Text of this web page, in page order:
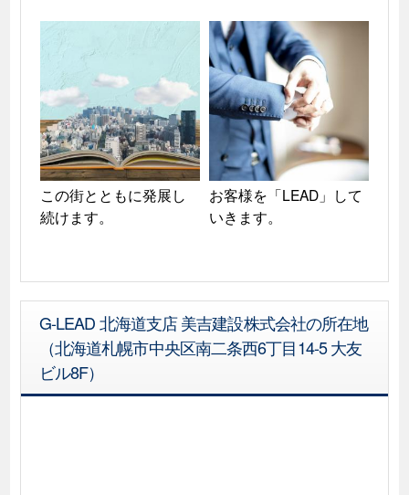
この街とともに発展し
続けます。
お客様を「LEAD」して
いきます。
G-LEAD 北海道支店 美吉建設株式会社の所在地
（北海道札幌市中央区南二条西6丁目14-5 大友
ビル8F）